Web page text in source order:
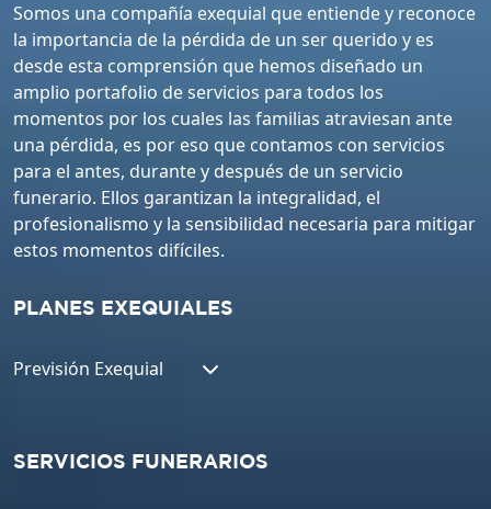
Somos una compañía exequial que entiende y reconoce
la importancia de la pérdida de un ser querido y es
desde esta comprensión que hemos diseñado un
amplio portafolio de servicios para todos los
momentos por los cuales las familias atraviesan ante
una pérdida, es por eso que contamos con servicios
para el antes, durante y después de un servicio
funerario. Ellos garantizan la integralidad, el
profesionalismo y la sensibilidad necesaria para mitigar
estos momentos difíciles.
PLANES EXEQUIALES
Previsión Exequial
SERVICIOS FUNERARIOS